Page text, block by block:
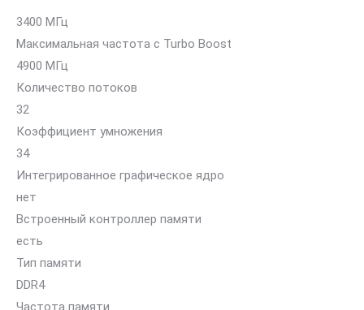
3400 МГц
Максимальная частота с Turbo Boost
4900 МГц
Количество потоков
32
Коэффициент умножения
34
Интегрированное графическое ядро
нет
Встроенный контроллер памяти
есть
Тип памяти
DDR4
Частота памяти